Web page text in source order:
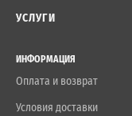
УСЛУГИ
ИНФОРМАЦИЯ
Оплата и возврат
Условия доставки